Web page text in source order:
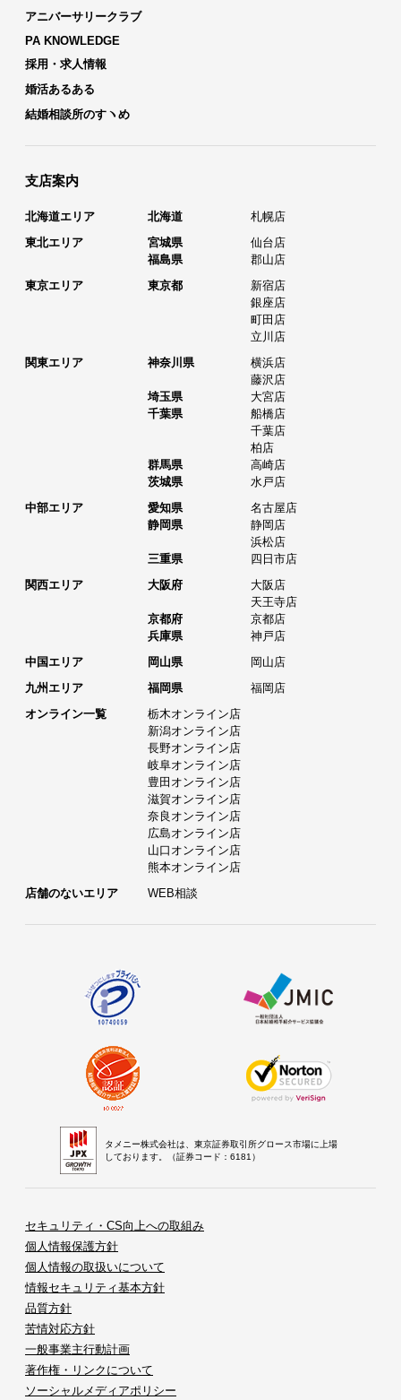
アニバーサリークラブ
PA KNOWLEDGE
採用・求人情報
婚活あるある
結婚相談所のすヽめ
支店案内
北海道エリア 北海道
札幌店
東北エリア
宮城県
仙台店
福島県
郡山店
東京エリア
東京都
新宿店
銀座店
町田店
立川店
関東エリア
神奈川県
横浜店
藤沢店
埼玉県
大宮店
千葉県
船橋店
千葉店
柏店
群馬県
高崎店
茨城県
水戸店
中部エリア
愛知県
名古屋店
静岡県
静岡店
浜松店
三重県
四日市店
関西エリア
大阪府
大阪店
天王寺店
京都府
京都店
兵庫県
神戸店
中国エリア
岡山県
岡山店
九州エリア
福岡県
福岡店
オンライン一覧
栃木オンライン店
新潟オンライン店
長野オンライン店
岐阜オンライン店
豊田オンライン店
滋賀オンライン店
奈良オンライン店
広島オンライン店
山口オンライン店
熊本オンライン店
店舗のないエリア
WEB相談
タメニー株式会社は、東京証券取引所グロース市場に上場
しております。（証券コード：6181）
セキュリティ・CS向上への取組み
個人情報保護方針
個人情報の取扱いについて
情報セキュリティ基本方針
品質方針
苦情対応方針
一般事業主行動計画
著作権・リンクについて
ソーシャルメディアポリシー